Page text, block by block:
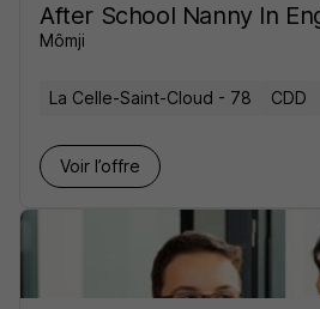
After School Nanny In
Mômji
La Celle-Saint-Cloud - 78 CDD
Voir l’offre